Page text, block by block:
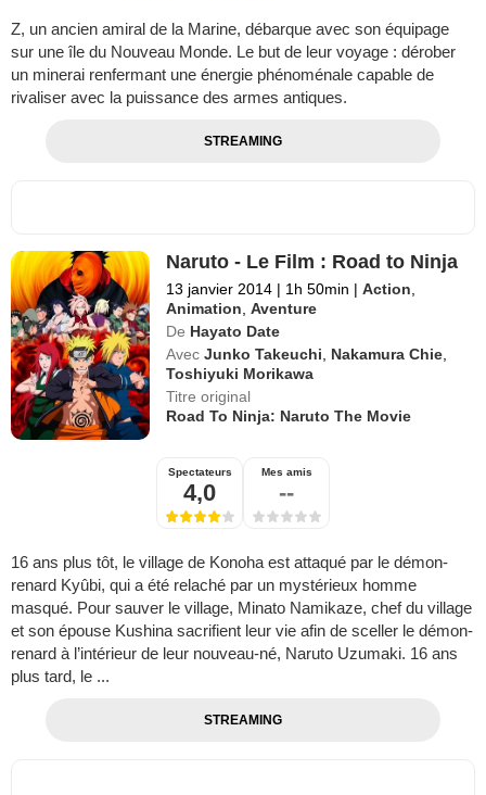
Z, un ancien amiral de la Marine, débarque avec son équipage
sur une île du Nouveau Monde. Le but de leur voyage : dérober
un minerai renfermant une énergie phénoménale capable de
rivaliser avec la puissance des armes antiques.
STREAMING
Naruto - Le Film : Road to Ninja
13 janvier 2014 | 1h 50min | Action
Animation ,Aventure
De Hayato Date
Avec Junko Takeuchi Nakamura Chie
Toshiyuki Morikawa
Titre original
Road To Ninja: Naruto The Movie
Spectateurs
4,0
Mes amis
--
16 ans plus tôt, le village de Konoha est attaqué par le démon-
renard Kyûbi, qui a été relaché par un mystérieux homme
masqué. Pour sauver le village, Minato Namikaze, chef du village
et son épouse Kushina sacrifient leur vie afin de sceller le démon-
renard à l’intérieur de leur nouveau-né, Naruto Uzumaki. 16 ans
plus tard, le ...
STREAMING